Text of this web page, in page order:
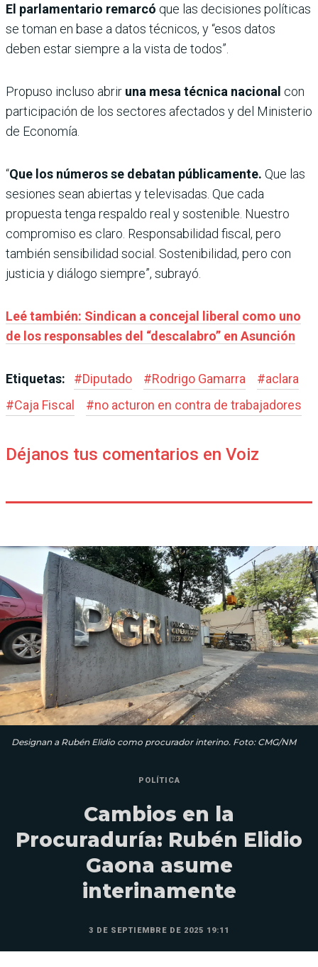
El parlamentario remarcó que las decisiones políticas
se toman en base a datos técnicos, y “esos datos
deben estar siempre a la vista de todos”.
Propuso incluso abrir una mesa técnica nacional con
participación de los sectores afectados y del Ministerio
de Economía.
“Que los números se debatan públicamente. Que las
sesiones sean abiertas y televisadas. Que cada
propuesta tenga respaldo real y sostenible. Nuestro
compromiso es claro. Responsabilidad fiscal, pero
también sensibilidad social. Sostenibilidad, pero con
justicia y diálogo siempre”, subrayó.
Leé también: Sindican a concejal liberal como uno
de los responsables del “descalabro” en Asunción
Etiquetas: #Diputado #Rodrigo Gamarra #aclara
#Caja Fiscal #no acturon en contra de trabajadores
Déjanos tus comentarios en Voiz
Designan a Rubén Elidio como procurador interino. Foto: CMG/NM
POLÍTICA
Cambios en la
Procuraduría: Rubén Elidio
Gaona asume
interinamente
3 DE SEPTIEMBRE DE 2025 19:11